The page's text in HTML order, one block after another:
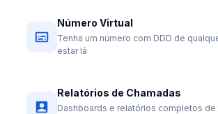
Número Virtual
Tenha um número com DDD de
estar lá
Relatórios de Chamadas
Dashboards e relatórios completos de